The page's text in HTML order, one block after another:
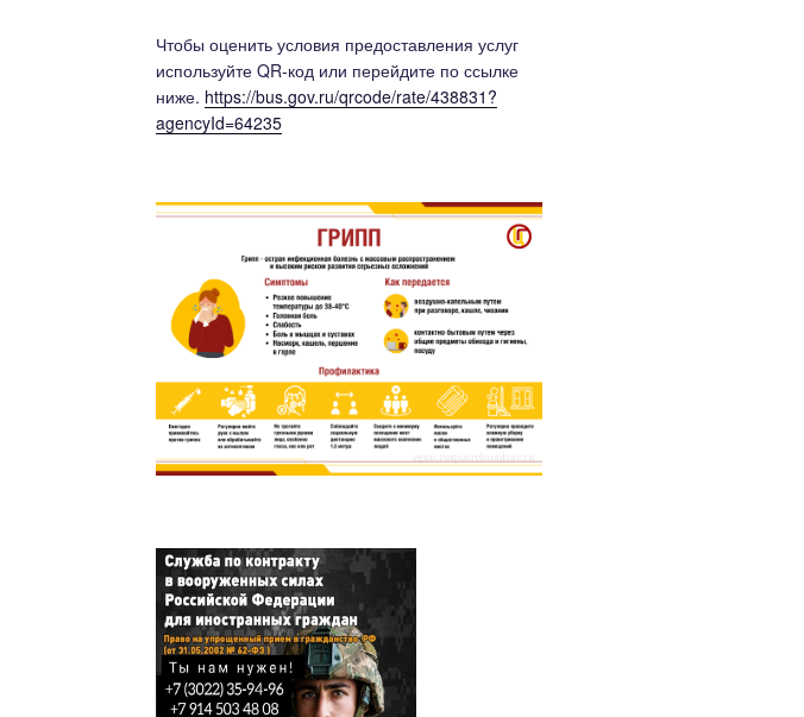
Чтобы оценить условия предоставления услуг
используйте QR-код или перейдите по ссылке
ниже. https://bus.gov.ru/qrcode/rate/438831?
agencyId=64235